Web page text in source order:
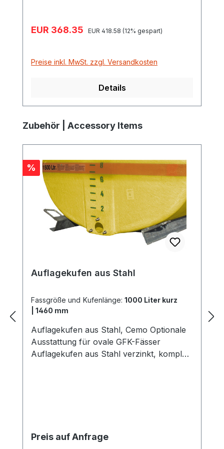
Verkaufspreis:
EUR 368.35 Regulärer Preis:
EUR 418.58 (12% gespart)
Preise inkl. MwSt. zzgl. Versandkosten
Details
Produktgalerie überspringen
Zubehör | Accessory Items
Rabatt
%
Auflagekufen aus Stahl
Fassgröße und Kufenlänge: 1000 Liter kurz
| 1460 mm
Auflagekufen aus Stahl, Cemo Optionale
Ausstattung für ovale GFK-Fässer
Auflagekufen aus Stahl verzinkt, komplett
U 100 x 50 x 5 2000 41 2000 kurz U 100
Preis auf Anfrage